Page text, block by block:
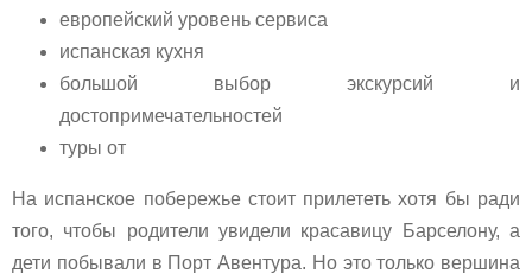
европейский уровень сервиса
испанская кухня
большой выбор экскурсий и
достопримечательностей
туры от
На испанское побережье стоит прилететь хотя бы ради
того, чтобы родители увидели красавицу Барселону, а
дети побывали в Порт Авентура. Но это только вершина